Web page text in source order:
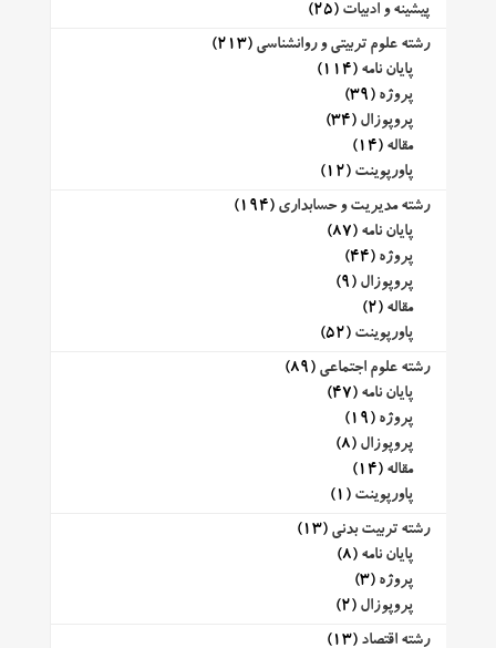
پیشینه و ادبیات (25)
رشته علوم تربیتی و روانشناسی (213)
پایان نامه (114)
پروژه (39)
پروپوزال (34)
مقاله (14)
پاورپوینت (12)
رشته مدیریت و حسابداری (194)
پایان نامه (87)
پروژه (44)
پروپوزال (9)
مقاله (2)
پاورپوینت (52)
رشته علوم اجتماعی (89)
پایان نامه (47)
پروژه (19)
پروپوزال (8)
مقاله (14)
پاورپوینت (1)
رشته تربیت بدنی (13)
پایان نامه (8)
پروژه (3)
پروپوزال (2)
رشته اقتصاد (13)